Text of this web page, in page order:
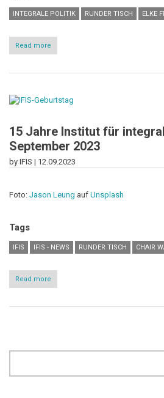
INTEGRALE POLITIK RUNDER TISCH ELKE
Read more
"Überraschend
-
in
15 Jahre Institut für
September 2023
by IFIS | 12.09.2023
Foto: Jason Leung auf Unsplash
Tags
IFIS IFIS - NEWS RUNDER TISCH CHAIR
Read more
15
Institut
September